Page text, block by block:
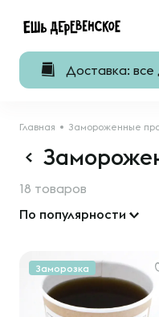
Доставка: все
Главная Замороженные
18 товаров
По популярности
Заморозка